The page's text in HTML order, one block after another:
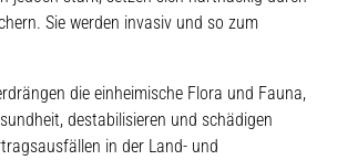
Sie werden invasiv und so zum
die einheimische Flora und Fauna,
destabilisieren und schädigen
in der Land- und